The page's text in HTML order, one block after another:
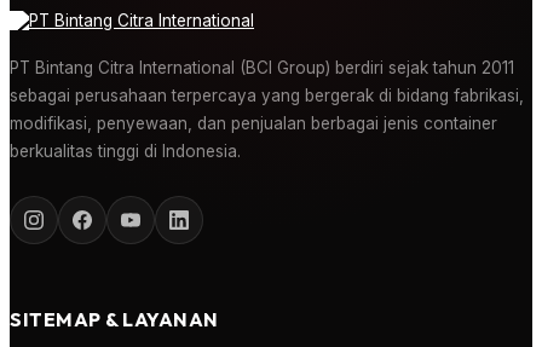
PT Bintang Citra International (BCI Group) berdiri sejak tahun 2011
sebagai perusahaan terpercaya yang bergerak di bidang fabrikasi,
modifikasi, penyewaan, dan penjualan berbagai jenis container
berkualitas tinggi di Indonesia.
SITEMAP & LAYANAN